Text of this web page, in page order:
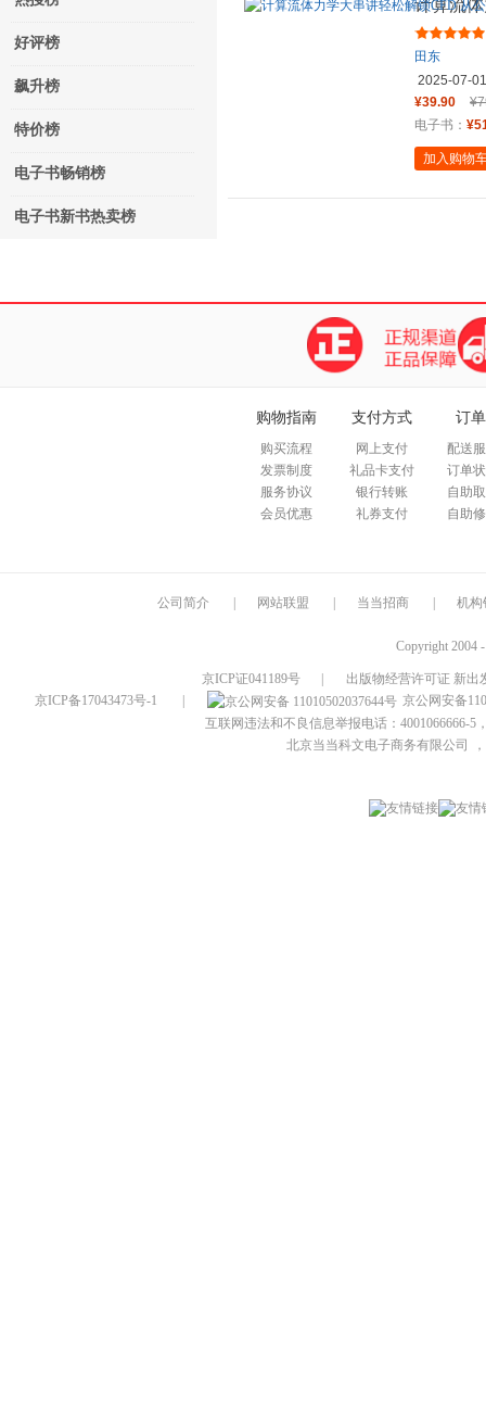
好评榜
飙升榜
特价榜
电子书畅销榜
电子书新书热卖榜
计算流
到代码
田东
2025-07-01
¥39.90
电子书：
加入购物
购物指南
购买流程
发票制度
服务协议
会员优惠
支付方式
网上支付
礼品卡支付
银行转账
礼券支付
订
配送
订单
自助
自助
公司简介 网站联盟 当当招商 机构
Copyright 2004
京ICP证041189号
出版物经营许可证 新出
京ICP备17043473号-1
京公网安备
互联网违法和不良信息举报电话：4001066666-5
北京当当科文电子商务有限公司